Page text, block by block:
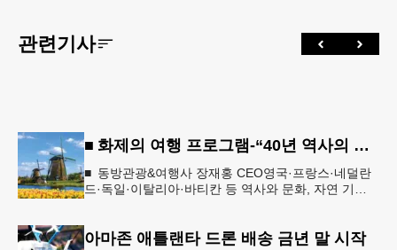
관련기사
■ 화제의 여행 프로그램-“40년 역사의 신뢰… 서유럽 8개국 13일 대장정”
■ 동방관광&여행사 장재홍 CEO영국·프랑스·네덜란
드·독일·이탈리아·바티칸 등 역사와 문화, 자연 기
아마존 애틀랜타 드론 배송 금년 말 시작